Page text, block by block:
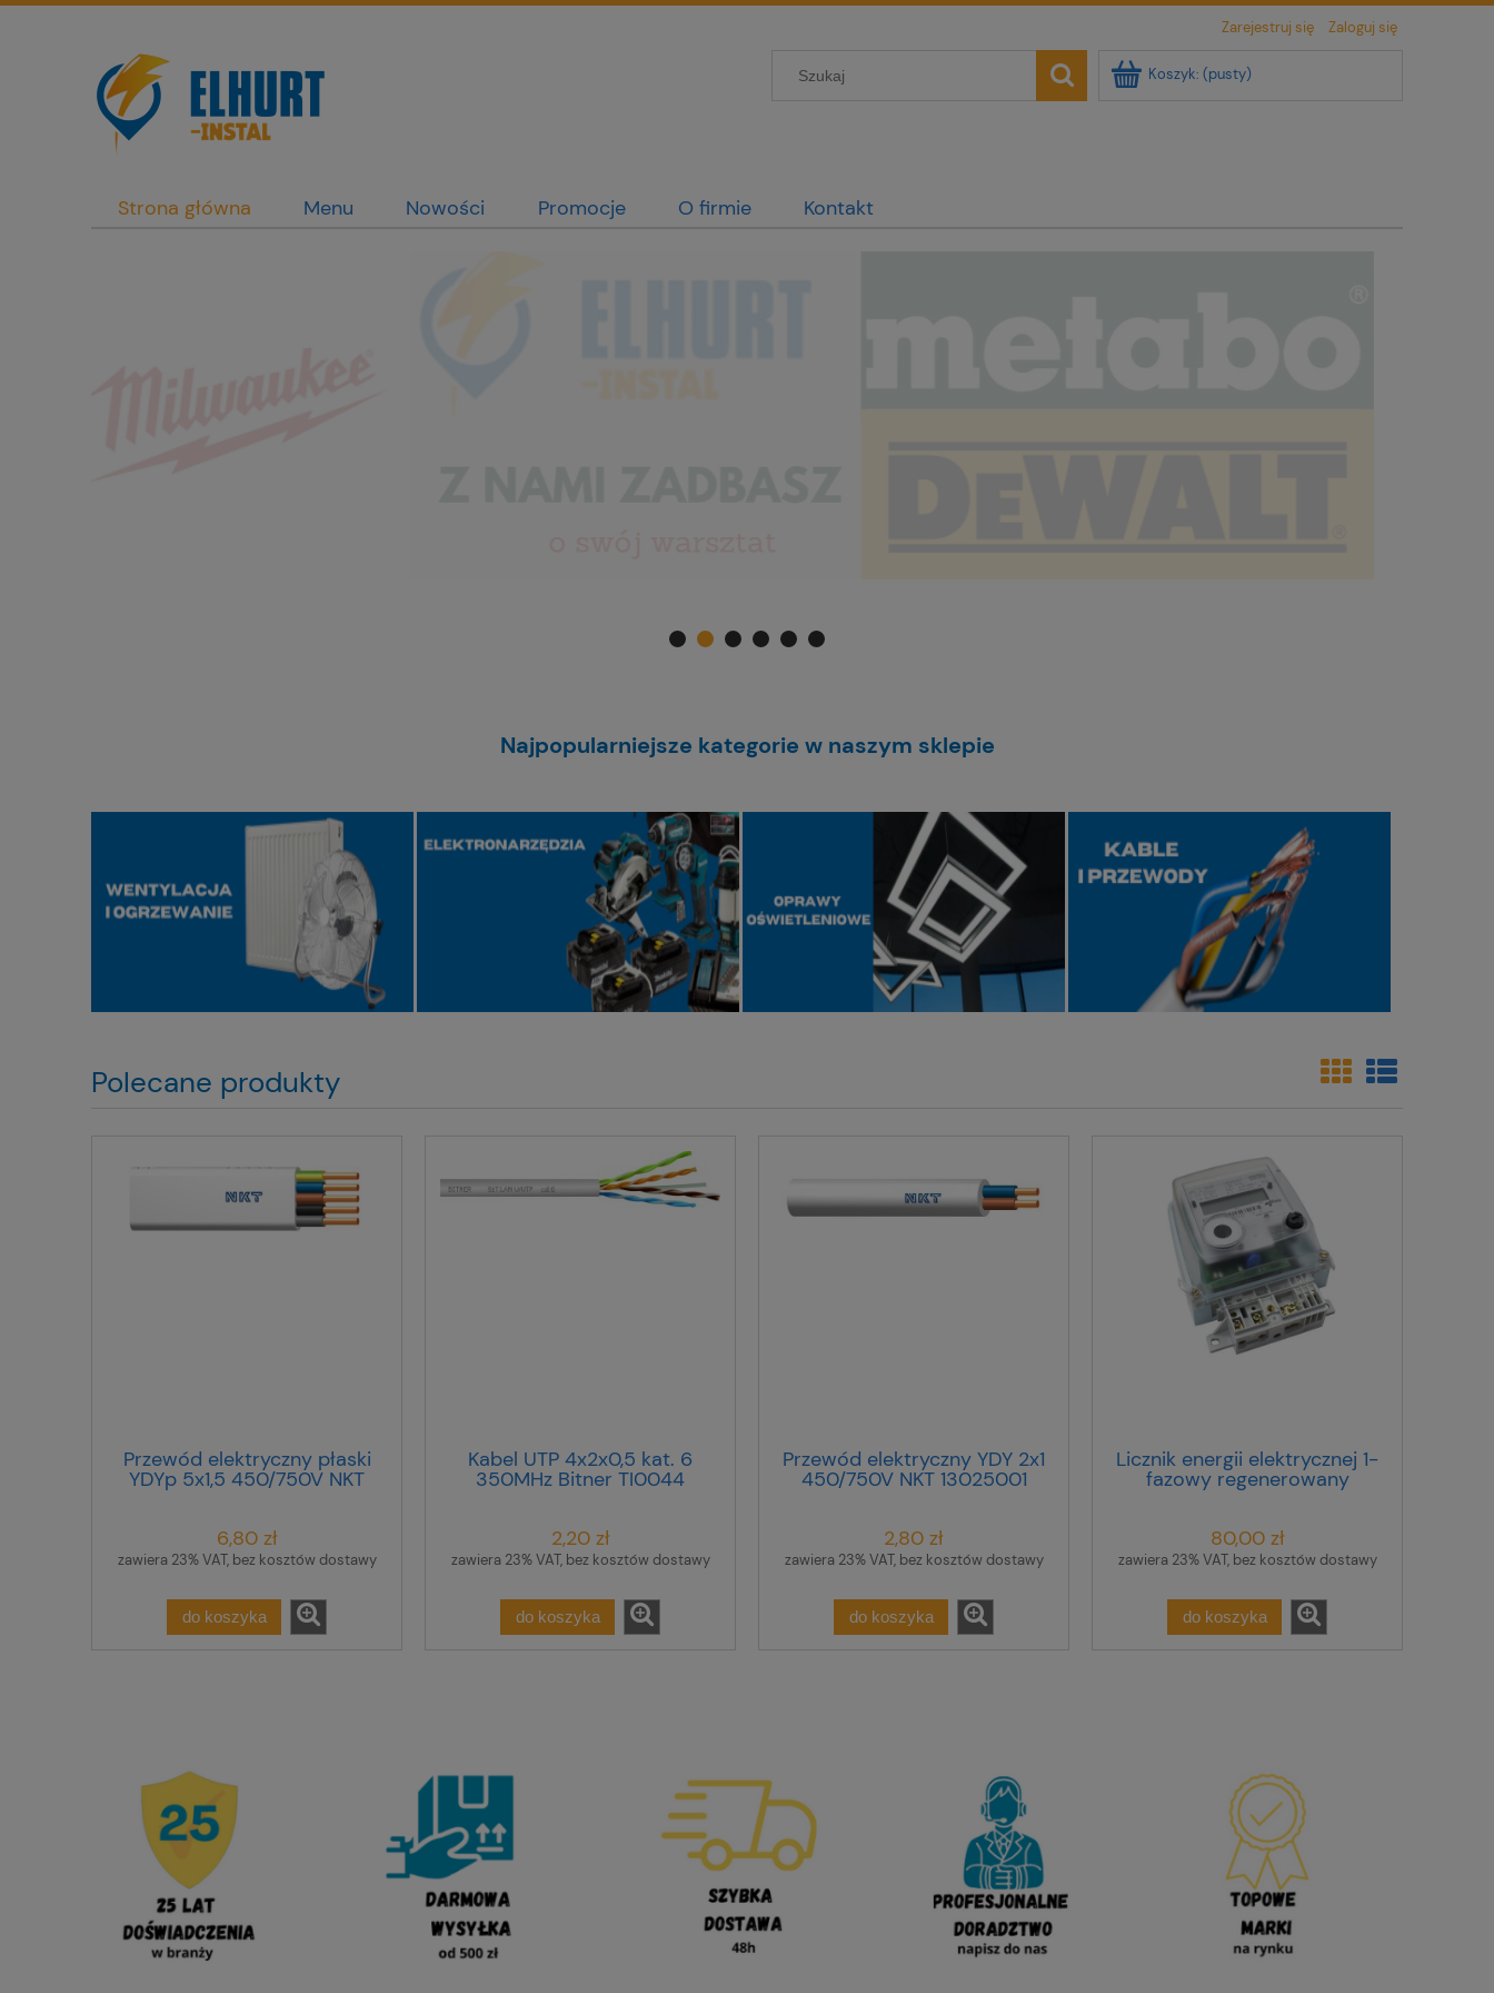
Zarejestruj się Zaloguj się
Koszyk: (pusty)
Strona główna Menu Nowości Promocje O firmie Kontakt
Najpopularniejsze kategorie w naszym sklepie
Polecane produkty
Przewód elektryczny płaski
YDYp 5x1,5 450/750V NKT
6,80 zł
zawiera 23% VAT, bez kosztów dostawy
do koszyka
Kabel UTP 4x2x0,5 kat. 6
350MHz Bitner TI0044
2,20 zł
zawiera 23% VAT, bez kosztów dostawy
do koszyka
Przewód elektryczny YDY 2x1
450/750V NKT 13025001
2,80 zł
zawiera 23% VAT, bez kosztów dostawy
do koszyka
Licznik energii elektrycznej 1-
fazowy regenerowany
12EA5RN 5/60A REDS
80,00 zł
zawiera 23% VAT, bez kosztów dostawy
do koszyka